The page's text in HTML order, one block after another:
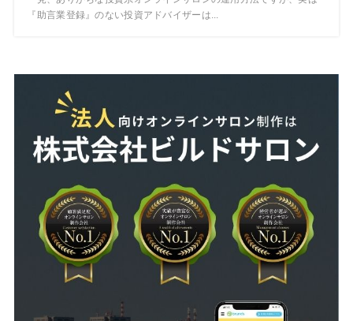
『助言業登録』のない投資アドバイザーは...